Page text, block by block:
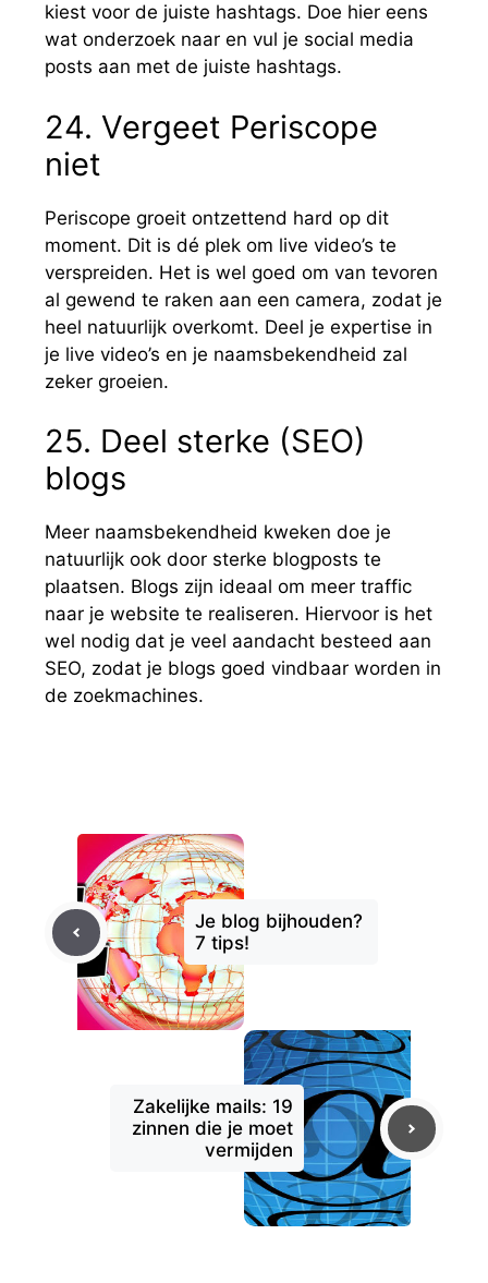
kiest voor de juiste hashtags. Doe hier eens
wat onderzoek naar en vul je social media
posts aan met de juiste hashtags.
24. Vergeet Periscope
niet
Periscope groeit ontzettend hard op dit
moment. Dit is dé plek om live video’s te
verspreiden. Het is wel goed om van tevoren
al gewend te raken aan een camera, zodat je
heel natuurlijk overkomt. Deel je expertise in
je live video’s en je naamsbekendheid zal
zeker groeien.
25. Deel sterke (SEO)
blogs
Meer naamsbekendheid kweken doe je
natuurlijk ook door sterke blogposts te
plaatsen. Blogs zijn ideaal om meer traffic
naar je website te realiseren. Hiervoor is het
wel nodig dat je veel aandacht besteed aan
SEO, zodat je blogs goed vindbaar worden in
de zoekmachines.
Je blog bijhouden?
7 tips!
Zakelijke mails: 19
zinnen die je moet
vermijden